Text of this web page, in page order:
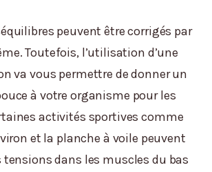
peuvent être corrigés par
Toutefois, l’utilisation d’une
va vous permettre de donner un
à votre organisme pour les
activités sportives comme
et la planche à voile peuvent
tensions dans les muscles du bas